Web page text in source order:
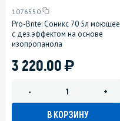
1076550
Pro-Brite: Соникс 70 5л моющее
с дез.эффектом на основе
изопропанола
3 220.00)
- +
В КОРЗИНУ